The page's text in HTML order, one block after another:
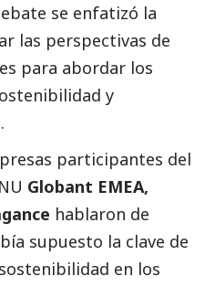
se enfatizó la
las perspectivas de
para abordar los
y
.
participantes del
Globant EMEA,
hablaron de
supuesto la clave de
en los